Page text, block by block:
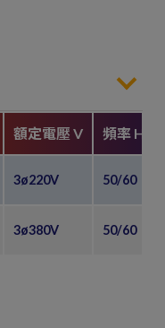
額定電壓 V 頻率 Hz
3ø220V 50/60
3ø380V 50/60